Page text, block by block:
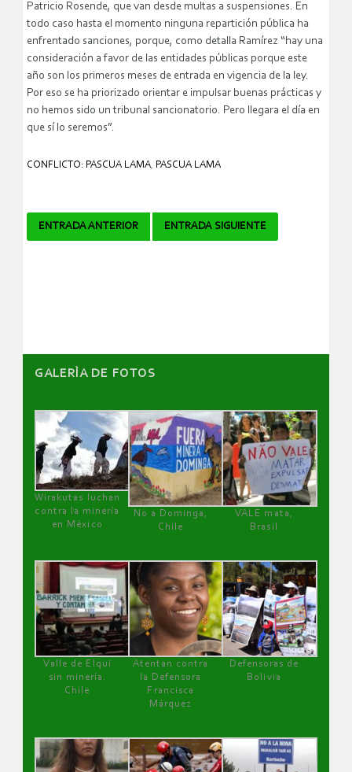
Patricio Rosende, que van desde multas a suspensiones. En
todo caso hasta el momento ninguna repartición pública ha
enfrentado sanciones, porque, como detalla Ramírez “hay una
consideración a favor de las entidades públicas porque este
año son los primeros meses de entrada en vigencia de la ley.
Por eso se ha priorizado orientar e impulsar buenas prácticas y
no hemos sido un tribunal sancionatorio. Pero llegara el día en
que sí lo seremos”.
CONFLICTO: PASCUA LAMA, PASCUA LAMA
Navegador
ENTRADA ANTERIOR ENTRADA SIGUIENTE
GALERÌA DE FOTOS
Wirakutas luchan
contra la minería
en México
No a Dominga,
Chile
VALE mata,
Brasil
Valle de Elqui
sin minería.
Chile
Atentan contra
la Defensora
Francisca
Márquez
Defensoras de
Bolivia